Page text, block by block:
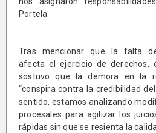
Portela.
Tras mencionar que la falta
afecta el ejercicio de derechos,
sostuvo que la demora en la
“conspira contra la credibilidad
sentido, estamos analizando
procesales para agilizar los
rápidas sin que se resienta la